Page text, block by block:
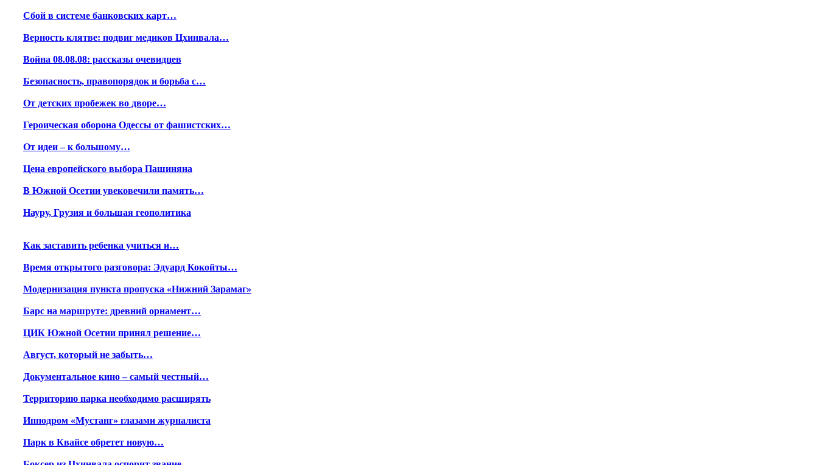
Сбой в системе банковских карт…
Верность клятве: подвиг медиков Цхинвала…
Война 08.08.08: рассказы очевидцев
Безопасность, правопорядок и борьба с…
От детских пробежек во дворе…
Героическая оборона Одессы от фашистских…
От идеи – к большому…
Цена европейского выбора Пашиняна
В Южной Осетии увековечили память…
Науру, Грузия и большая геополитика
Как заставить ребенка учиться и…
Время открытого разговора: Эдуард Кокойты…
Модернизация пункта пропуска «Нижний Зарамаг»
Барс на маршруте: древний орнамент…
ЦИК Южной Осетии принял решение…
Август, который не забыть…
Документальное кино – самый честный…
Территорию парка необходимо расширять
Ипподром «Мустанг» глазами журналиста
Парк в Квайсе обретет новую…